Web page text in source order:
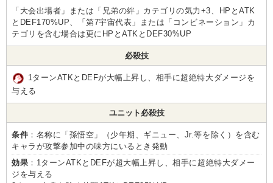
「大会出場者」または「兄弟の絆」カテゴリの気力+3、HPとATK
とDEF170%UP、「第7宇宙代表」または「コンビネーション」カ
テゴリを含む場合は更にHPとATKとDEF30%UP
必殺技
1ターンATKとDEFが大幅上昇し、相手に超絶特大ダメージを
与える
ユニット必殺技
条件 ：名称に「孫悟空」（少年期、ギニュー、Jr.等を除く）を含む
キャラが攻撃参加中の味方にいるとき発動
効果 ：1ターンATKとDEFが超大幅上昇し、相手に超絶特大ダメー
ジを与える